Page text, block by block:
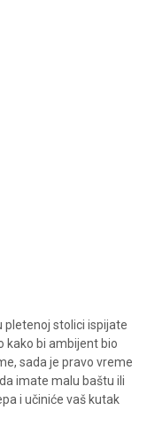
pletenoj stolici ispijate
kako bi ambijent bio
sada je pravo vreme
imate malu baštu ili
i učiniće vaš kutak